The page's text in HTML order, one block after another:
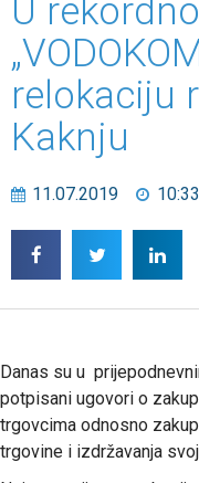
U
relokaciju
Kaknju
11.07.2019 10:33
Danas su u
potpisani ugovori o
trgovcima odnosno
trgovine i izdržavanja